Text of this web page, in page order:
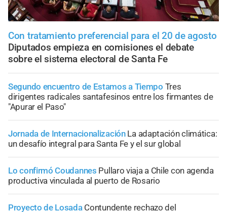
Con tratamiento preferencial para el 20 de agosto
Diputados empieza en comisiones el debate
sobre el sistema electoral de Santa Fe
Segundo encuentro de Estamos a Tiempo Tres
dirigentes radicales santafesinos entre los firmantes de
"Apurar el Paso"
Jornada de Internacionalización La adaptación climática:
un desafío integral para Santa Fe y el sur global
Lo confirmó Coudannes Pullaro viaja a Chile con agenda
productiva vinculada al puerto de Rosario
Proyecto de Losada Contundente rechazo del